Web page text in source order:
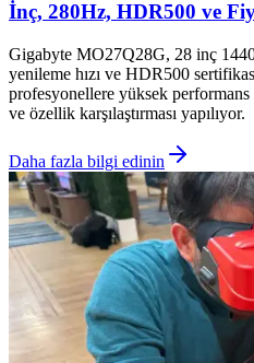
İnç, 280Hz, HDR500 ve
Gigabyte MO27Q28G, 28 inç
yenileme hızı ve HDR500
profesyonellere yüksek
ve özellik karşılaştırması yapılıyor.
Daha fazla bilgi edinin